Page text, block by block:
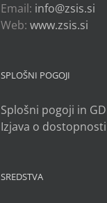
Email: info@zsis.si
Web: www.zsis.si
SPLOŠNI POGOJI
Splošni pogoji in
Izjava o dostopnosti
SREDSTVA